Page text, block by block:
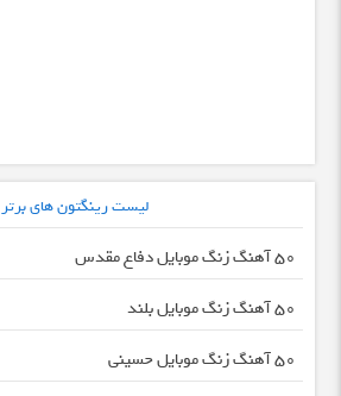
لیست رینگتون های برتر
50 آهنگ زنگ موبایل دفاع مقدس
50 آهنگ زنگ موبایل بلند
50 آهنگ زنگ موبایل حسینی